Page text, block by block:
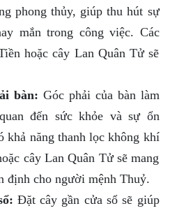
phong thủy, giúp thu hút sự
mắn trong công việc. Các
hoặc cây Lan Quân Tử sẽ
bàn: Góc phải của bàn làm
đến sức khỏe và sự ổn
khả năng thanh lọc không khí
cây Lan Quân Tử sẽ mang
định cho người mệnh Thuỷ.
Đặt cây gần cửa sổ sẽ giúp